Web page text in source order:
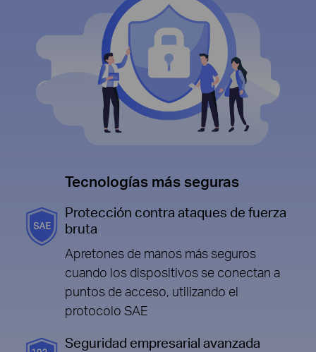
Tecnologías más seguras
Protección contra ataques de fuerza
bruta
Apretones de manos más seguros
cuando los dispositivos se conectan a
puntos de acceso, utilizando el
protocolo SAE
Seguridad empresarial avanzada